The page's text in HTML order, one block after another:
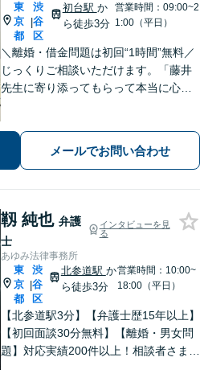
東
京
都
|
渋
谷
区
初台駅 か
ら徒歩3分
営業時間：09:00~2
1:00（平日）
＼離婚・借金問題は初回“1時間”無料／
じっくりご相談いただけます。「藤井
先生に寄り添ってもらって本当に心強
に真剣に向き合います【休日・夜間相
談可／完全個室】【企業法務も対応】
メールでお問い合わせ
靱 純也 弁護
士
インタビューを見
る
あゆみ法律事務所
東
京
都
|
渋
谷
区
北参道駅 か
ら徒歩3分
営業時間：10:00~
18:00（平日）
【北参道駅3分】【弁護士歴15年以上】
【初回面談30分無料】【離婚・男女問
題】対応実績200件以上！相談者さまが